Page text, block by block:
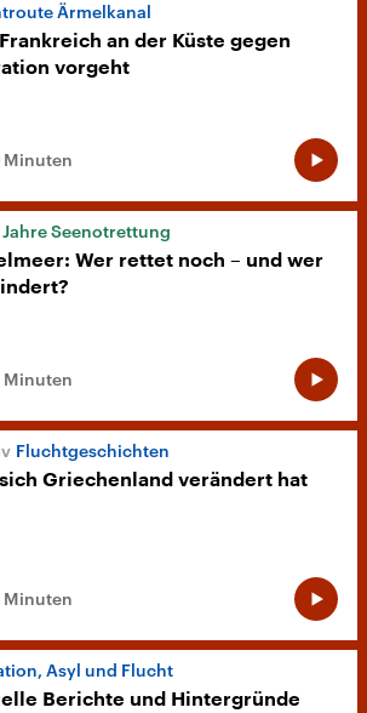
Ärmelkanal
an der Küste gegen
vorgeht
Minuten
Seenotrettung
Wer rettet noch – und wer
Minuten
Fluchtgeschichten
Griechenland verändert hat
Minuten
Asyl und Flucht
Berichte und Hintergründe